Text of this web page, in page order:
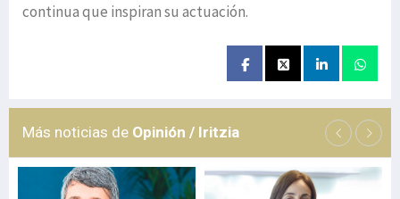
continua que inspiran su actuación.
Más noticias de Opinión / Iritzia